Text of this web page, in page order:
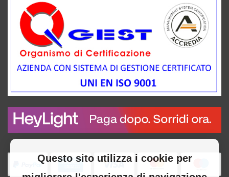
Questo sito utilizza i cookie per